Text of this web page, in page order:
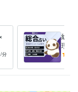
経験年数 : 10年
/分
総合
理学
を通